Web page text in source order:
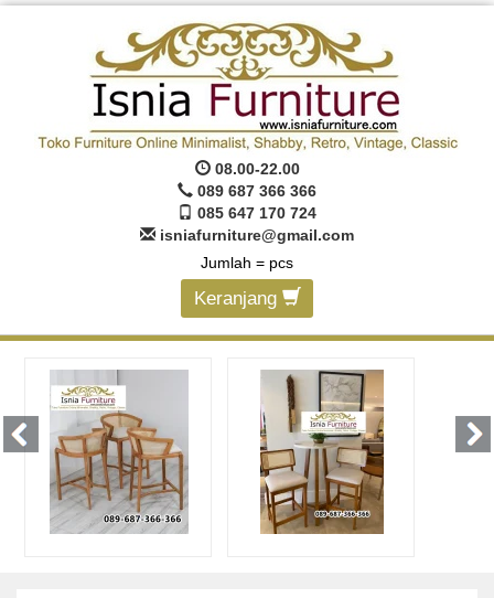
08.00-22.00
089 687 366 366
085 647 170 724
isniafurniture@gmail.com
Jumlah = pcs
Keranjang